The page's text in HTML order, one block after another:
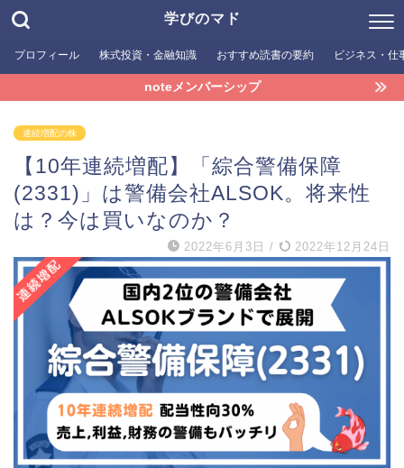
学びのマド
プロフィール 株式投資・金融知識 おすすめ読書の要約 ビジネス・仕
noteメンバーシップ
連続増配の株
【10年連続増配】「綜合警備保障
(2331)」は警備会社ALSOK。将来性
は？今は買いなのか？
2022年6月3日 / 2022年12月24日